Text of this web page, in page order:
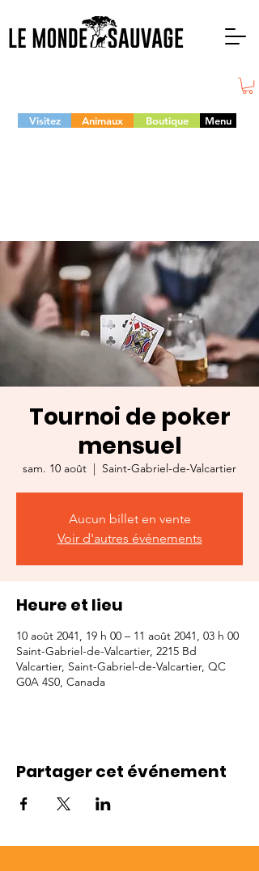
Visitez Animaux Boutique Menu
Tournoi de poker
mensuel
sam. 10 août
  |
Saint-Gabriel-de-Valcartier
Aucun billet en vente
Voir d'autres événements
Heure et lieu
10 août 2041, 19 h 00 – 11 août 2041, 03 h 00
Saint-Gabriel-de-Valcartier, 2215 Bd
Valcartier, Saint-Gabriel-de-Valcartier, QC
G0A 4S0, Canada
Partager cet événement